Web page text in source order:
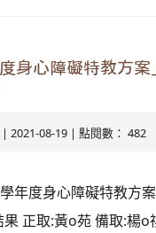
身心障礙特教方案
| 2021-08-19 | 點閱數： 482
年度身心障礙特教方
正取:黃o苑 備取:楊o